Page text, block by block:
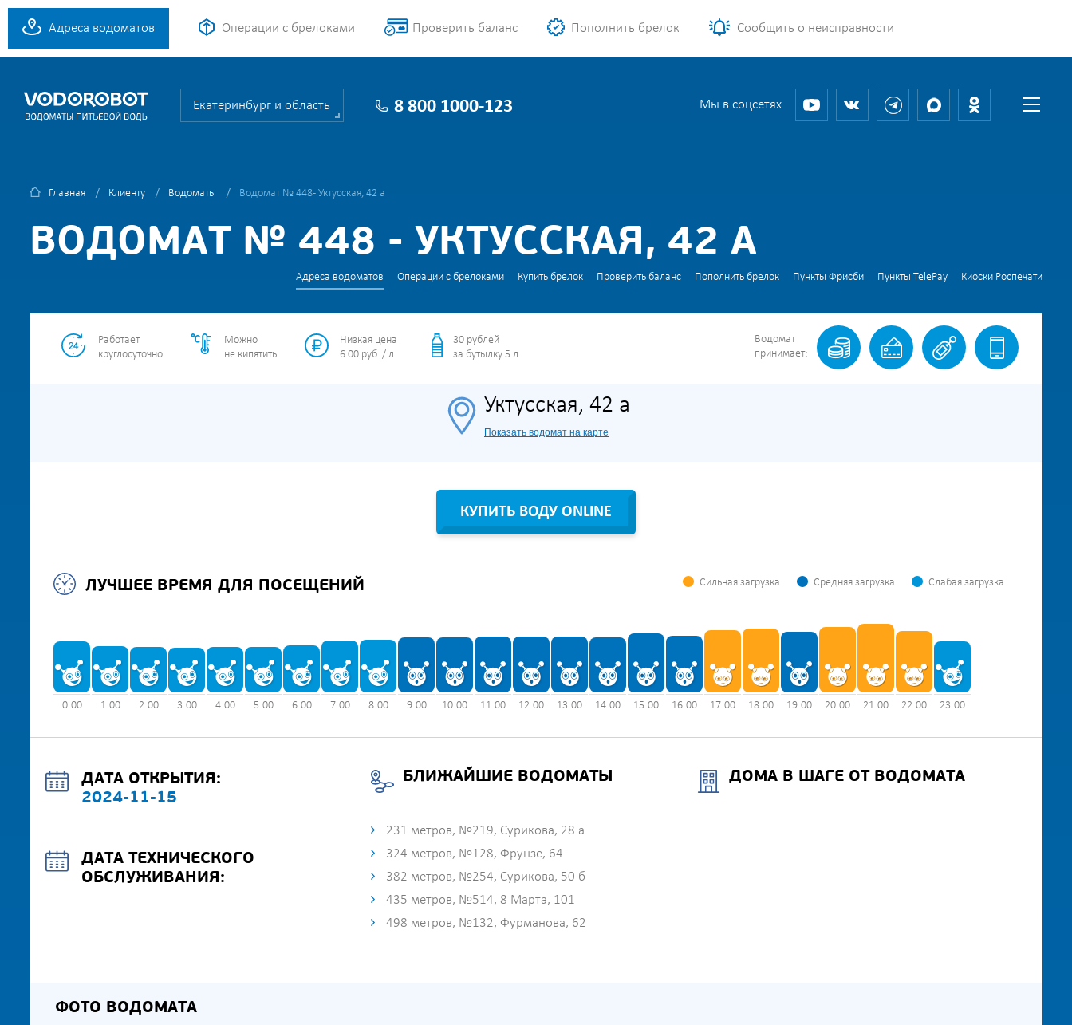
Адреса водоматов Операции с брелоками Проверить баланс Пополнить брелок Сообщить о неисправности
Екатеринбург и область 8 800 1000-123 Мы в соцсетях
Главная Клиенту Водоматы Водомат № 448 - Уктусская, 42 а
ВОДОМАТ № 448 - УКТУССКАЯ, 42 А
Адреса водоматов Операции с брелоками Купить брелок Проверить баланс Пополнить брелок Пункты Фрисби Пункты TelePay Киоски Роспечати
Работает
круглосуточно
Можно
не кипятить
Низкая цена
6.00 руб. / л
30 рублей
за бутылку 5 л
Водомат
принимает:
Уктусская, 42 а
Показать водомат на карте
КУПИТЬ ВОДУ ONLINE
ЛУЧШЕЕ ВРЕМЯ ДЛЯ ПОСЕЩЕНИЙ Сильная загрузка Средняя загрузка Слабая загрузка
0:00 1:00 2:00 3:00 4:00 5:00 6:00 7:00 8:00 9:00 10:00 11:00 12:00 13:00 14:00 15:00 16:00 17:00 18:00 19:00 20:00 21:00 22:00 23:00
ДАТА ОТКРЫТИЯ:
2024-11-15
ДАТА ТЕХНИЧЕСКОГО
ОБСЛУЖИВАНИЯ:
БЛИЖАЙШИЕ ВОДОМАТЫ
231 метров, №219, Сурикова, 28 а
324 метров, №128, Фрунзе, 64
382 метров, №254, Сурикова, 50 б
435 метров, №514, 8 Марта, 101
498 метров, №132, Фурманова, 62
ДОМА В ШАГЕ ОТ ВОДОМАТА
ФОТО ВОДОМАТА